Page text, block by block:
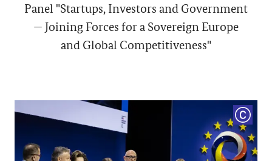
Panel "Startups, Investors and Government
— Joining Forces for a Sovereign Europe
and Global Competitiveness"